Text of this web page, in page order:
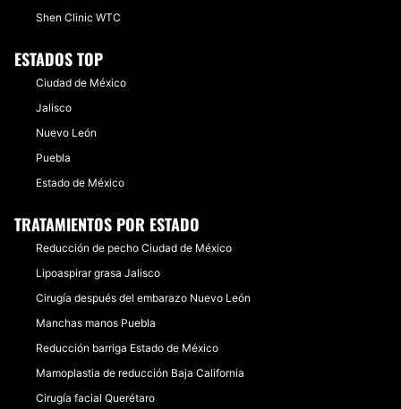
Shen Clinic WTC
ESTADOS TOP
Ciudad de México
Jalisco
Nuevo León
Puebla
Estado de México
TRATAMIENTOS POR ESTADO
Reducción de pecho Ciudad de México
Lipoaspirar grasa Jalisco
Cirugía después del embarazo Nuevo León
Manchas manos Puebla
Reducción barriga Estado de México
Mamoplastia de reducción Baja California
Cirugía facial Querétaro